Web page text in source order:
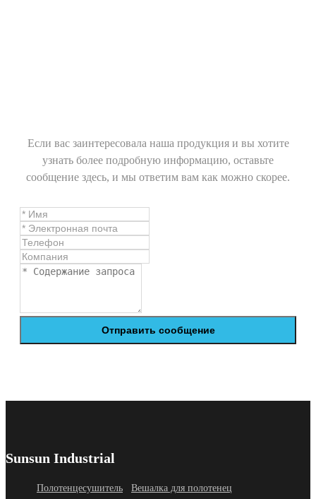
Если вас заинтересовала наша продукция и вы хотите
узнать более подробную информацию, оставьте
сообщение здесь, и мы ответим вам как можно скорее.
Отправить сообщение
Sunsun Industrial
Полотенцесушитель Вешалка для полотенец